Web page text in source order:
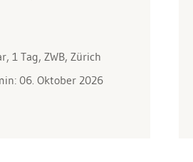
1 Tag, ZWB, Zürich
06. Oktober 2026